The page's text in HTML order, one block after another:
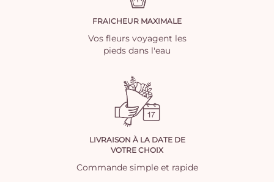
FRAICHEUR MAXIMALE
Vos fleurs voyagent les
pieds dans l'eau
LIVRAISON À LA DATE DE
VOTRE CHOIX
Commande simple et rapide